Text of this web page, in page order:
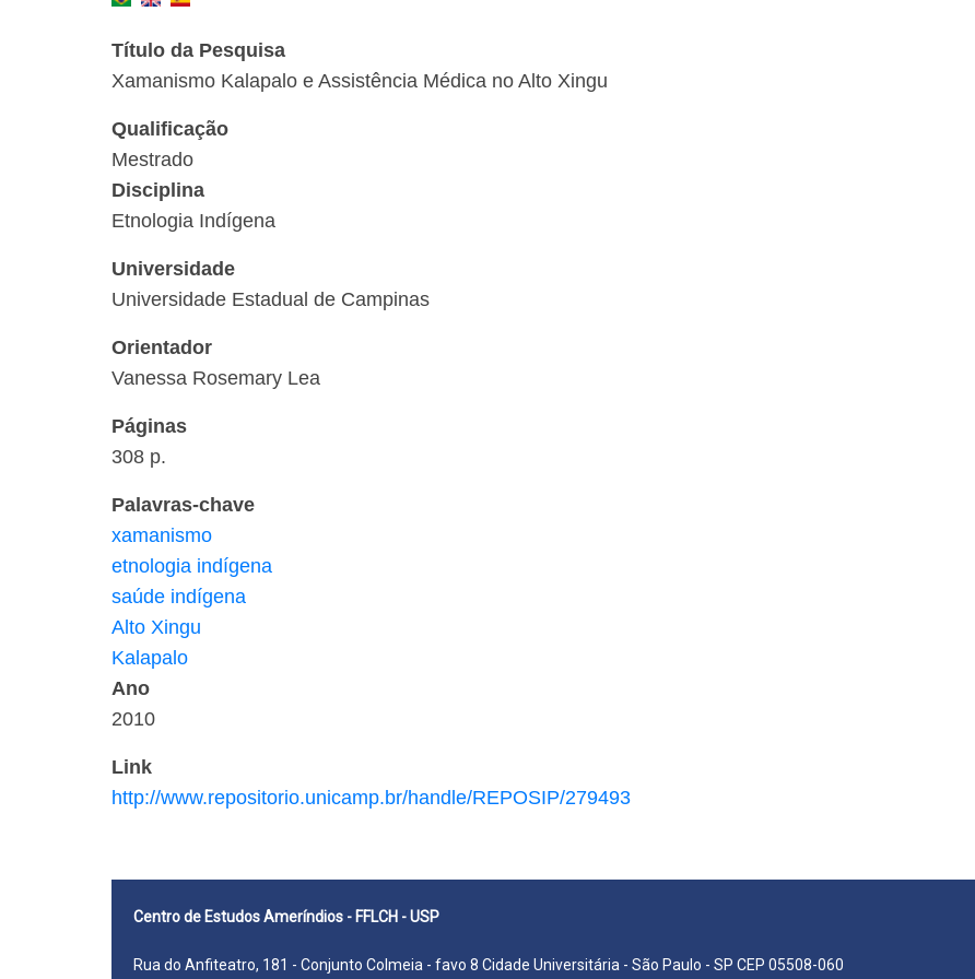
Título da Pesquisa
Xamanismo Kalapalo e Assistência Médica no Alto Xingu
Qualificação
Mestrado
Disciplina
Etnologia Indígena
Universidade
Universidade Estadual de Campinas
Orientador
Vanessa Rosemary Lea
Páginas
308 p.
Palavras-chave
xamanismo
etnologia indígena
saúde indígena
Alto Xingu
Kalapalo
Ano
2010
Link
http://www.repositorio.unicamp.br/handle/REPOSIP/279493
Centro de Estudos Ameríndios - FFLCH - USP
Rua do Anfiteatro, 181 - Conjunto Colmeia - favo 8 Cidade Universitária - São Paulo - SP CEP 05508-060